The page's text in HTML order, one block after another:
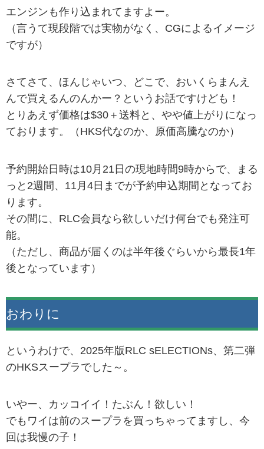
エンジンも作り込まれてますよー。
（言うて現段階では実物がなく、CGによるイメージ
ですが）
さてさて、ほんじゃいつ、どこで、おいくらまんえ
んで買えるんのんかー？というお話ですけども！
とりあえず価格は$30＋送料と、やや値上がりになっ
ております。（HKS代なのか、原価高騰なのか）
予約開始日時は10月21日の現地時間9時からで、まる
っと2週間、11月4日までが予約申込期間となってお
ります。
その間に、RLC会員なら欲しいだけ何台でも発注可
能。
（ただし、商品が届くのは半年後ぐらいから最長1年
後となっています）
おわりに
というわけで、2025年版RLC sELECTIONs、第二弾
のHKSスープラでした～。
いやー、カッコイイ！たぶん！欲しい！
でもワイは前のスープラを買っちゃってますし、今
回は我慢の子！